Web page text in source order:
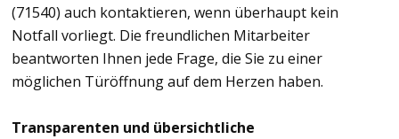
(71540) auch kontaktieren, wenn überhaupt kein
Notfall vorliegt. Die freundlichen Mitarbeiter
beantworten Ihnen jede Frage, die Sie zu einer
möglichen Türöffnung auf dem Herzen haben.
Transparenten und übersichtliche